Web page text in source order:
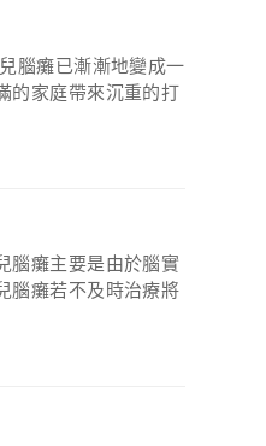
腦癱已漸漸地變成一
的家庭帶來沉重的打
腦癱主要是由於腦實
腦癱若不及時治療將